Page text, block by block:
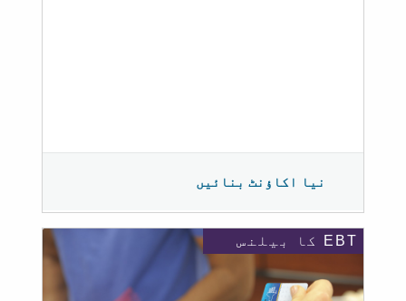
نیا اکاؤنٹ بنائیں
EBT کا بیلنس